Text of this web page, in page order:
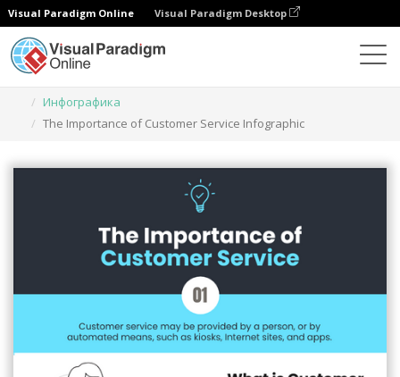
Visual Paradigm Online Visual Paradigm Desktop
Инфографика
The Importance of Customer Service Infographic